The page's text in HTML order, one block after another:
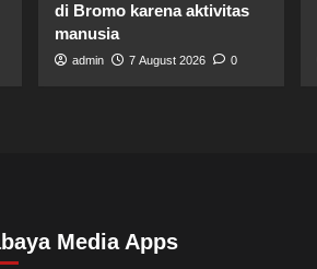
di Bromo karena aktivitas
manusia
admin 7 August 2026 0
Media Apps